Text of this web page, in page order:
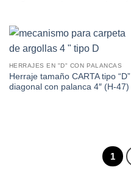
HERRAJES EN "D" CON PALANCAS
Herraje tamaño CARTA tipo “D”
diagonal con palanca 4″ (H-47)
1